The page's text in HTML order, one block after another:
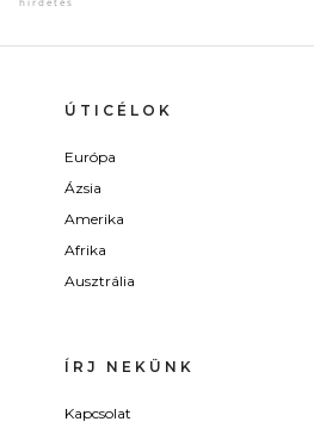
ÚTICÉLOK
Európa
Ázsia
Amerika
Afrika
Ausztrália
ÍRJ NEKÜNK
Kapcsolat